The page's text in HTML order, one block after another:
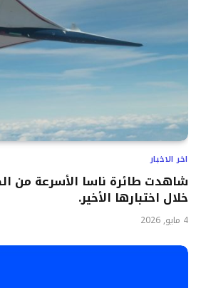
اخر الاخبار
شاهدت طائرة ناسا الأسرعة من
خلال اختبارها الأخير.
4 مايو, 2026